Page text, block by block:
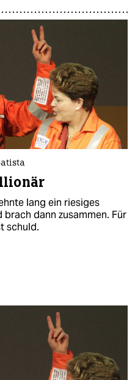
lang ein riesiges
dann zusammen. Für
schuld.